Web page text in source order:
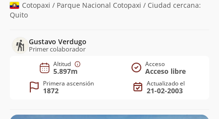
Cotopaxi / Parque Nacional Cotopaxi / Ciudad cercana:
Quito
Gustavo Verdugo
Primer colaborador
Altitud
5.897m
Acceso
Acceso libre
Primera ascensión
1872
Actualizado el
21-02-2003